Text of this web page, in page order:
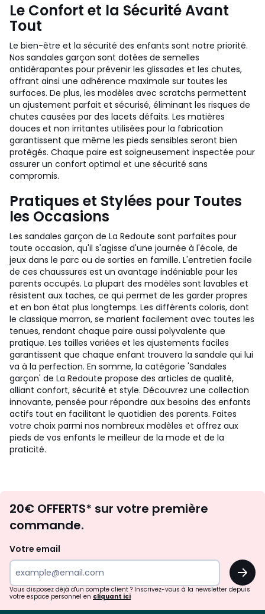
Le Confort et la Sécurité Avant
Tout
Le bien-être et la sécurité des enfants sont notre priorité.
Nos sandales garçon sont dotées de semelles
antidérapantes pour prévenir les glissades et les chutes,
offrant ainsi une adhérence maximale sur toutes les
surfaces. De plus, les modèles avec scratchs permettent
un ajustement parfait et sécurisé, éliminant les risques de
chutes causées par des lacets défaits. Les matières
douces et non irritantes utilisées pour la fabrication
garantissent que même les pieds sensibles seront bien
protégés. Chaque paire est soigneusement inspectée pour
assurer un confort optimal et une sécurité sans
compromis.
Pratiques et Stylées pour Toutes
les Occasions
Les sandales garçon de La Redoute sont parfaites pour
toute occasion, qu'il s'agisse d'une journée à l'école, de
jeux dans le parc ou de sorties en famille. L'entretien facile
de ces chaussures est un avantage indéniable pour les
parents occupés. La plupart des modèles sont lavables et
résistent aux taches, ce qui permet de les garder propres
et en bon état plus longtemps. Les différents coloris, dont
le classique marron, se marient facilement avec toutes les
tenues, rendant chaque paire aussi polyvalente que
pratique. Les tailles variées et les ajustements faciles
garantissent que chaque enfant trouvera la sandale qui lui
va à la perfection. En somme, la catégorie 'Sandales
garçon' de La Redoute propose des articles de qualité,
alliant confort, sécurité et style. Découvrez une collection
innovante, pensée pour répondre aux besoins des enfants
actifs tout en facilitant le quotidien des parents. Faites
votre choix parmi nos nombreux modèles et offrez aux
pieds de vos enfants le meilleur de la mode et de la
praticité.
d'inspirations
surprises?
20€ OFFERTS* sur votre première
commande.
Votre email
OK
Vous disposez déjà d'un compte client ? Inscrivez-vous à la newsletter depuis
votre espace personnel en cliquant ici